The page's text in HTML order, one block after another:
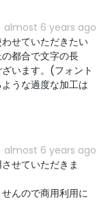
almost 6 years ago
せていただきたい
都合で文字の長
います。(フォント
うな過度な加工は
almost 6 years ago
せていただきま
んので商用利用に